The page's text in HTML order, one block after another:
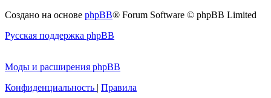
Создано на основе phpBB® Forum Software © phpBB Limited
Русская поддержка phpBB
Моды и расширения phpBB
Конфиденциальность | Правила